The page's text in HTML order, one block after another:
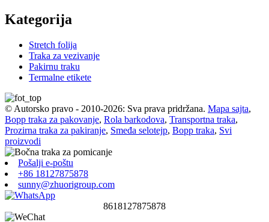
Kategorija
Stretch folija
Traka za vezivanje
Pakirnu traku
Termalne etikete
© Autorsko pravo - 2010-2026: Sva prava pridržana. Mapa sajta,
Bopp traka za pakovanje, Rola barkodova, Transportna traka,
Prozirna traka za pakiranje, Smeđa selotejp, Bopp traka, Svi
proizvodi
Pošalji e-poštu
+86 18127875878
sunny@zhuorigroup.com
8618127875878